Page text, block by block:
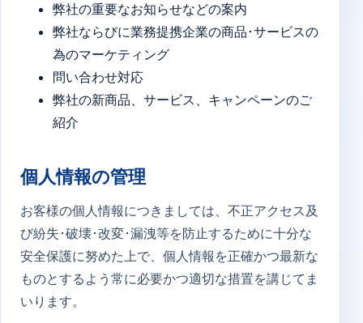
弊社の重要なお知らせなどの案内
弊社ならびに業務提携企業の商品･サービスの
為のマーケティング
問い合わせ対応
弊社の新商品、サービス、キャンペーンのご
紹介
個人情報の管理
お客様の個人情報につきましては、不正アクセス及
び紛失･破壊･改変･漏洩等を防止するために十分な
安全保護に努めた上で、個人情報を正確かつ最新な
ものとするよう常に必要かつ適切な措置を講じてま
いります。